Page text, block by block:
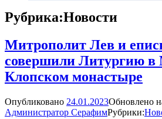
Рубрика:Новости
Митрополит Лев и
совершили Литургию в
Клопском монастыре
Опубликовано 24.01.2023Обновлено
Администратор СерафимРубрики: